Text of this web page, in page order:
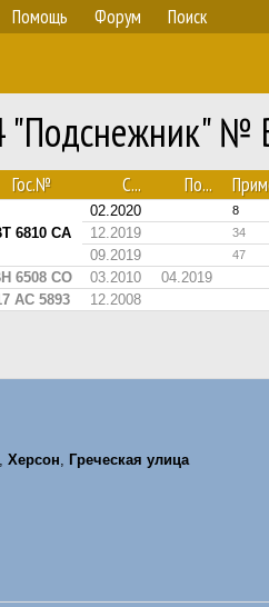
Помощь Форум Поиск
"Подснежник" №
Гос.№ С... По...
6810 CA
02.2020
8
12.2019
34
09.2019
47
6508 CO 03.2010 04.2019
АС 5893 12.2008
, Херсон, Греческая улица